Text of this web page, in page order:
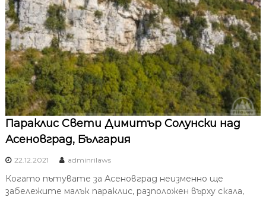
Параклис Свети Димитър Солунски над
Асеновград, България
22.12.2021 adminrilaws
Когато пътувате за Асеновград неизменно ще
забележите малък параклис, разположен върху скала,